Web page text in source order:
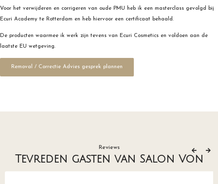
Voor het verwijderen en corrigeren van oude PMU heb ik een masterclass gevolgd bij
Ecuri Academy te Rotterdam en heb hiervoor een certificaat behaald.
De producten waarmee ik werk zijn tevens van Ecuri Cosmetics en voldoen aan de
laatste EU wetgeving.
Removal / Correctie Advies gesprek plannen
Reviews
Tevreden gasten van Salon Von